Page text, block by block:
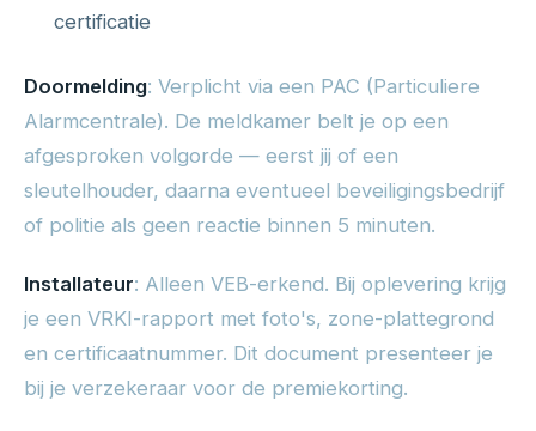
certificatie
Doormelding: Verplicht via een PAC (Particuliere
Alarmcentrale). De meldkamer belt je op een
afgesproken volgorde — eerst jij of een
sleutelhouder, daarna eventueel beveiligingsbedrijf
of politie als geen reactie binnen 5 minuten.
Installateur: Alleen VEB-erkend. Bij oplevering krijg
je een VRKI-rapport met foto's, zone-plattegrond
en certificaatnummer. Dit document presenteer je
bij je verzekeraar voor de premiekorting.